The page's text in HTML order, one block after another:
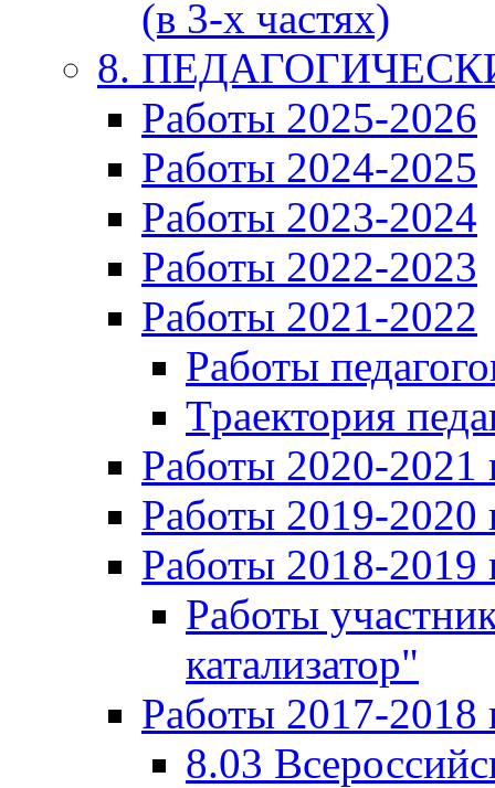
(в 3-х частях)
8.
Работы 2025-2026
Работы 2024-2025
Работы 2023-2024
Работы 2022-2023
Работы 2021-2022
Работы
Траектория
Работы 2020-2021
Работы 2019-2020
Работы 2018-2019
Работы
катализатор"
Работы 2017-2018
8.03